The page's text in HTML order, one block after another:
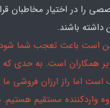
را در اختیار مخاطبان
باشند.
است باعث تعجب شما
همکاران است. به حدی
اما راز ارزان فروشی ما
واردکننده مستقیم هستیم.